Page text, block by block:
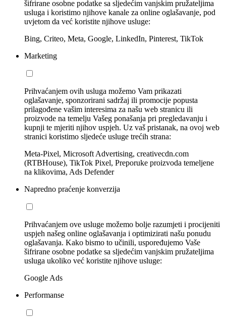
šifrirane osobne podatke sa sljedećim vanjskim pružateljima
usluga i koristimo njihove kanale za online oglašavanje, pod
uvjetom da već koristite njihove usluge:
Bing, Criteo, Meta, Google, LinkedIn, Pinterest, TikTok
Marketing
Prihvaćanjem ovih usluga možemo Vam prikazati
oglašavanje, sponzorirani sadržaj ili promocije popusta
prilagođene vašim interesima za našu web stranicu ili
proizvode na temelju Vašeg ponašanja pri pregledavanju i
kupnji te mjeriti njihov uspjeh. Uz vaš pristanak, na ovoj web
stranici koristimo sljedeće usluge trećih strana:
Meta-Pixel, Microsoft Advertising, creativecdn.com
(RTBHouse), TikTok Pixel, Preporuke proizvoda temeljene
na klikovima, Ads Defender
Napredno praćenje konverzija
Prihvaćanjem ove usluge možemo bolje razumjeti i procijeniti
uspjeh našeg online oglašavanja i optimizirati našu ponudu
oglašavanja. Kako bismo to učinili, uspoređujemo Vaše
šifrirane osobne podatke sa sljedećim vanjskim pružateljima
usluga ukoliko već koristite njihove usluge:
Google Ads
Performanse